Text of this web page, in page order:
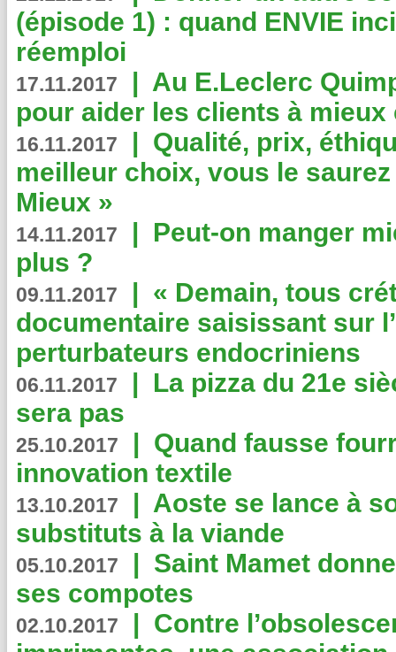
(épisode 1) : quand ENVIE
réemploi
17.11.2017 | Au E.Leclerc
pour aider les clients à
16.11.2017 | Qualité, prix,
meilleur choix, vous le
Mieux »
14.11.2017 | Peut-on manger
plus ?
09.11.2017 | « Demain, tous
documentaire saisissant sur
perturbateurs endocriniens
06.11.2017 | La pizza du 21e
sera pas
25.10.2017 | Quand fausse
innovation textile
13.10.2017 | Aoste se lance à
substituts à la viande
05.10.2017 | Saint Mamet
ses compotes
02.10.2017 | Contre